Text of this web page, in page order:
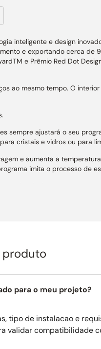
inteligente e design
e exportando cerca de
e Prêmio Red Dot
ao mesmo tempo. O
sempre ajustará o seu
cristais e vidros ou para
e aumenta a
imita o processo de
da
com regulação de
o processo de lavagem
produto
para o meu projeto?
tipo de instalacao e
validar compatibilidade